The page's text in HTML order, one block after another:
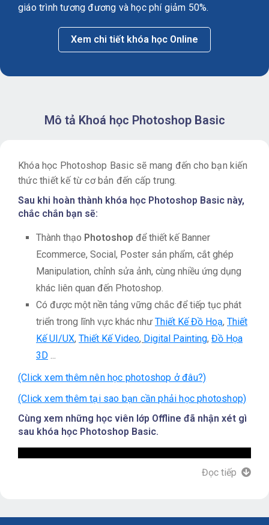
giáo trình tương đương và học phí giảm 50%.
Xem chi tiết khóa học Online
Mô tả Khoá học Photoshop Basic
Khóa học Photoshop Basic sẽ mang đến cho bạn kiến
thức thiết kế từ cơ bản đến cấp trung.
Sau khi hoàn thành khóa học Photoshop Basic này,
chắc chắn bạn sẽ:
Thành thạo Photoshop để thiết kế Banner
Ecommerce, Social, Poster sản phẩm, cắt ghép
Manipulation, chỉnh sửa ảnh, cùng nhiều ứng dụng
khác liên quan đến Photoshop.
Có được một nền tảng vững chắc để tiếp tục phát
triển trong lĩnh vực khác như Thiết Kế Đồ Hoạ, Thiết
Kế UI/UX, Thiết Kế Video, Digital Painting, Đồ Họa
3D ...
(Click xem thêm nên học photoshop ở đâu?)
(Click xem thêm tại sao bạn cần phải học photoshop)
Cùng xem những học viên lớp Offline đã nhận xét gì
sau khóa học Photoshop Basic.
Đọc tiếp